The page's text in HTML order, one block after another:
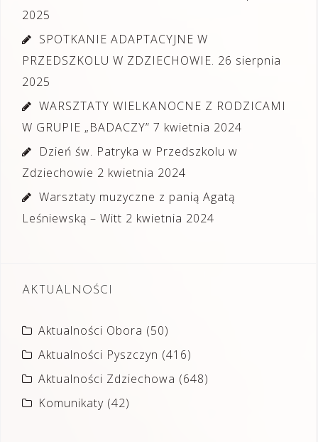
2025
SPOTKANIE ADAPTACYJNE W
PRZEDSZKOLU W ZDZIECHOWIE. 26 sierpnia
2025
WARSZTATY WIELKANOCNE Z RODZICAMI
W GRUPIE „BADACZY” 7 kwietnia 2024
Dzień św. Patryka w Przedszkolu w
Zdziechowie 2 kwietnia 2024
Warsztaty muzyczne z panią Agatą
Leśniewską – Witt 2 kwietnia 2024
AKTUALNOŚCI
Aktualności Obora (50)
Aktualności Pyszczyn (416)
Aktualności Zdziechowa (648)
Komunikaty (42)